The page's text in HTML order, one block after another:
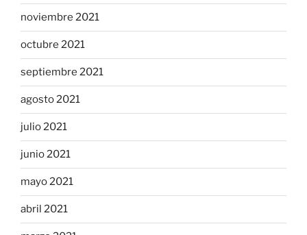
noviembre 2021
octubre 2021
septiembre 2021
agosto 2021
julio 2021
junio 2021
mayo 2021
abril 2021